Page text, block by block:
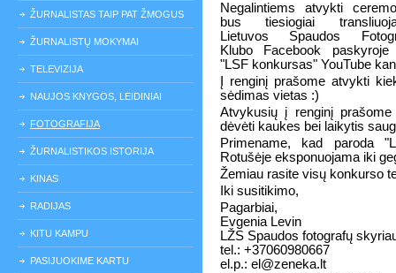
ŽURNALISTAS TAIP PAT ŽMOGUS
ŽURNALISTŲ MOKYMAI
TELEVIZIJA
NAUJOS KNYGOS, LEIDINIAI
FOTOGRAFIJA
ŽURNALISTIKOS ISTORIJA
KINAS
RADIJAS
KITU KAMPU
PASIJUOKIME KARTU
Negalintiems atvykti
bus tiesiogiai
Lietuvos Spaudos
Klubo Facebook paskyroje
"LSF konkursas" YouTube
Į renginį prašome atvykti
sėdimas vietas :)
Atvykusių į renginį
dėvėti kaukes bei laikytis
Primename, kad paroda
Rotušėje eksponuojama iki
Žemiau rasite visų konkurso
Iki susitikimo,
Pagarbiai,
Evgenia Levin
LŽS Spaudos fotografų
tel.: +37060980667
el.p.: el@zeneka.lt